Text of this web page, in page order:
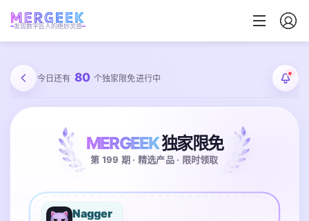
发现数字匠人的绝妙灵感
今日还有 80 个独家限免进行中
MERGEEK独家限免
第 199 期 · 精选产品 · 限时领取
Nagger